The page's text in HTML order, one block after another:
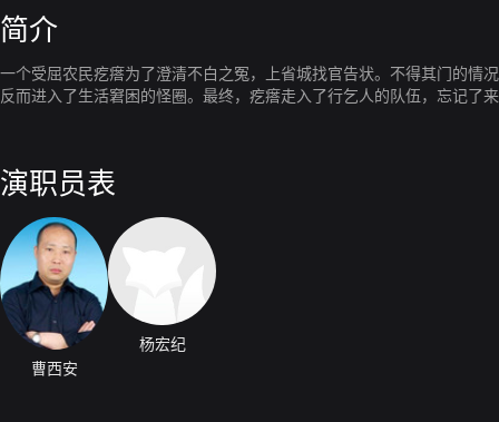
简介
一个受屈农民疙瘩为了澄清不白之冤，上省城找官告状。不得其门的情
反而进入了生活窘困的怪圈。最终，疙瘩走入了行乞人的队伍，忘记
演职员表
曹西安
杨宏纪